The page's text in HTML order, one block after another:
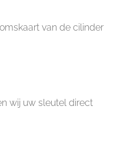
van de cilinder
wij uw sleutel direct